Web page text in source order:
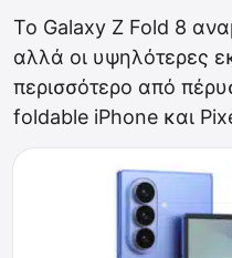
Το Galaxy Z Fold 8
αλλά οι υψηλότερες
περισσότερο από
foldable iPhone και